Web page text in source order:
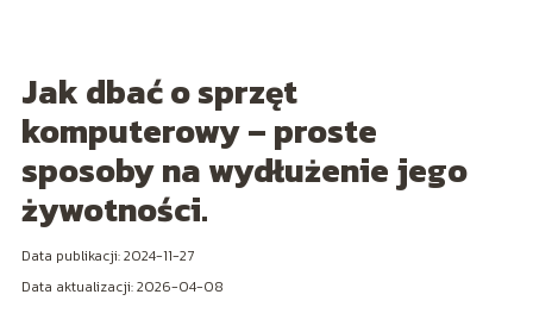
Jak dbać o sprzęt
komputerowy – proste
sposoby na wydłużenie jego
żywotności.
Data publikacji: 2024-11-27
Data aktualizacji: 2026-04-08